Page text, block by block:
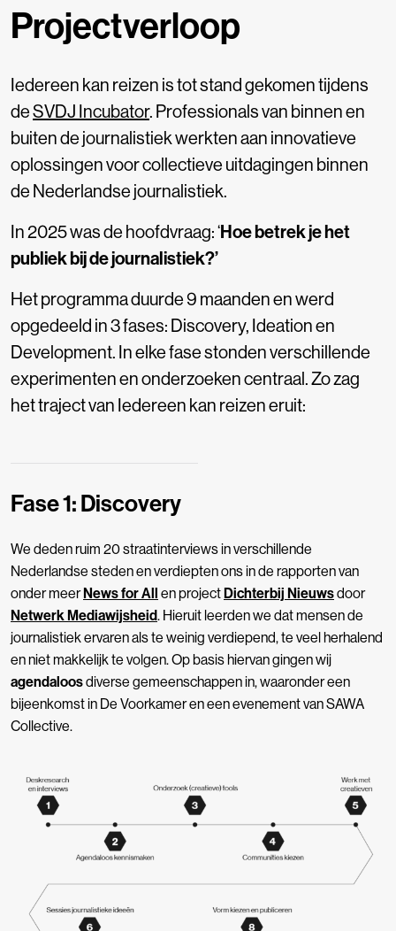
Projectverloop
Iedereen kan reizen is tot stand gekomen tijdens
deSVDJ Incubator. Professionals van binnen en
buiten de journalistiek werkten aan innovatieve
oplossingen voor collectieve uitdagingen binnen
de Nederlandse journalistiek.
In 2025 was de hoofdvraag: ‘Hoe betrek je het
publiek bij de journalistiek?’
Het programma duurde 9 maanden en werd
opgedeeld in 3 fases: Discovery, Ideation en
Development. In elke fase stonden verschillende
experimenten en onderzoeken centraal. Zo zag
het traject van Iedereen kan reizen eruit:
Fase 1: Discovery
We deden ruim 20 straatinterviews in verschillende
Nederlandse steden en verdiepten ons in de rapporten van
onder meerNewsforAll en projectDichterbij Nieuwsdoor
Netwerk Mediawijsheid. Hieruit leerden we dat mensen de
journalistiek ervaren als te weinig verdiepend, te veel herhalend
en niet makkelijk te volgen.Op basis hiervan gingen wij
agendaloosdiverse gemeenschappen in, waaronder een
bijeenkomst in De Voorkamer en een evenement van SAWA
Collective.